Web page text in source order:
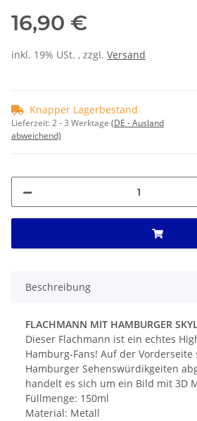
16,90 €
inkl. 19% USt. , zzgl. Versand
Knapper Lagerbestand
Lieferzeit:2 - 3 Werktage (DE - Ausland
abweichend)
Beschreibung
FLACHMANN MIT HAMBURGER
Dieser Flachmann ist ein echtes
Hamburg-Fans! Auf der
Hamburger Sehenswürdikgeiten
handelt es sich um ein Bild mit 3D
Füllmenge: 150ml
Material: Metall